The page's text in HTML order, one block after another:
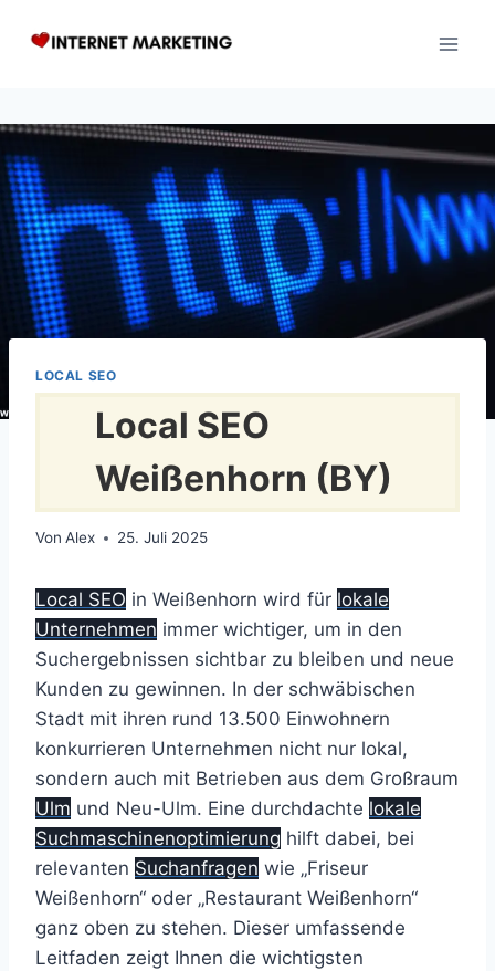
Inhalt
LOCAL SEO
Local SEO
Weißenhorn (BY)
Von Alex 25. Juli 2025
Local SEO in Weißenhorn wird für lokale
Unternehmen immer wichtiger, um in den
Suchergebnissen sichtbar zu bleiben und neue
Kunden zu gewinnen. In der schwäbischen
Stadt mit ihren rund 13.500 Einwohnern
konkurrieren Unternehmen nicht nur lokal,
sondern auch mit Betrieben aus dem Großraum
Ulm und Neu-Ulm. Eine durchdachte lokale
Suchmaschinenoptimierung hilft dabei, bei
relevanten Suchanfragen wie „Friseur
Weißenhorn“ oder „Restaurant Weißenhorn“
ganz oben zu stehen. Dieser umfassende
Leitfaden zeigt Ihnen die wichtigsten